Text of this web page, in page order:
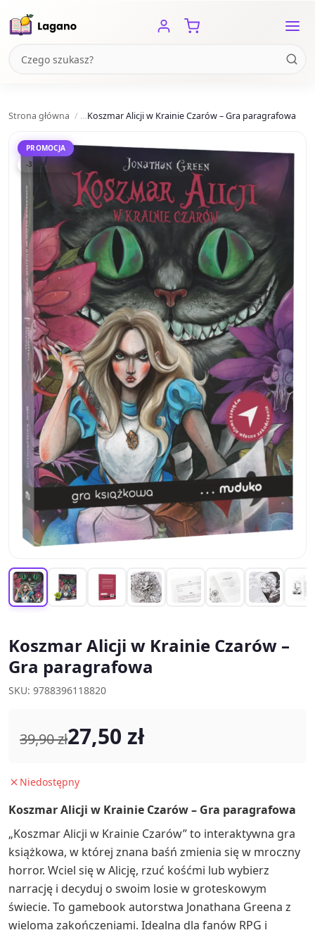
Strona główna Koszmar Alicji w Krainie Czarów – Gra paragrafowa
PROMOCJA
-31%
Koszmar Alicji w Krainie Czarów –
Gra paragrafowa
SKU: 9788396118820
39,90 zł27,50 zł
Niedostępny
Koszmar Alicji w Krainie Czarów – Gra paragrafowa
„Koszmar Alicji w Krainie Czarów” to interaktywna gra
książkowa, w której znana baśń zmienia się w mroczny
horror. Wciel się w Alicję, rzuć kośćmi lub wybierz
narrację i decyduj o swoim losie w groteskowym
świecie. To gamebook autorstwa Jonathana Greena z
wieloma zakończeniami. Idealna dla fanów RPG i